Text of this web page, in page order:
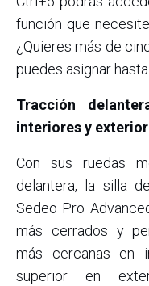
función que
¿Quieres más de
puedes asignar
Tracción
interiores y
Con sus ruedas
delantera, la silla
Sedeo Pro
más cerrados y
más cercanas en
superior en